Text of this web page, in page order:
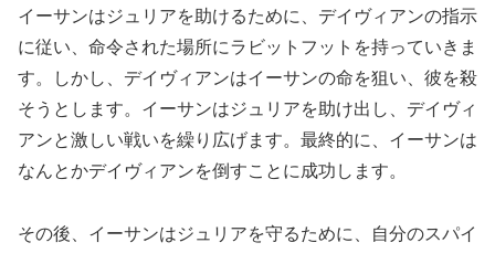
イーサンはジュリアを助けるために、デイヴィアンの指示
に従い、命令された場所にラビットフットを持っていきま
す。しかし、デイヴィアンはイーサンの命を狙い、彼を殺
そうとします。イーサンはジュリアを助け出し、デイヴィ
アンと激しい戦いを繰り広げます。最終的に、イーサンは
なんとかデイヴィアンを倒すことに成功します。
その後、イーサンはジュリアを守るために、自分のスパイ